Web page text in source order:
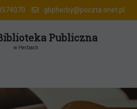
gbpherby@poczta.onet.pl
Publiczna
w Herbach